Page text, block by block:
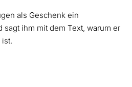
als Geschenk ein
ihm mit dem Text, warum er